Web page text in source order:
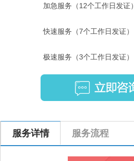
加急服务（12个工作日发证）
快速服务（7个工作日发证）
极速服务（3个工作日发证）
服务详情 服务流程